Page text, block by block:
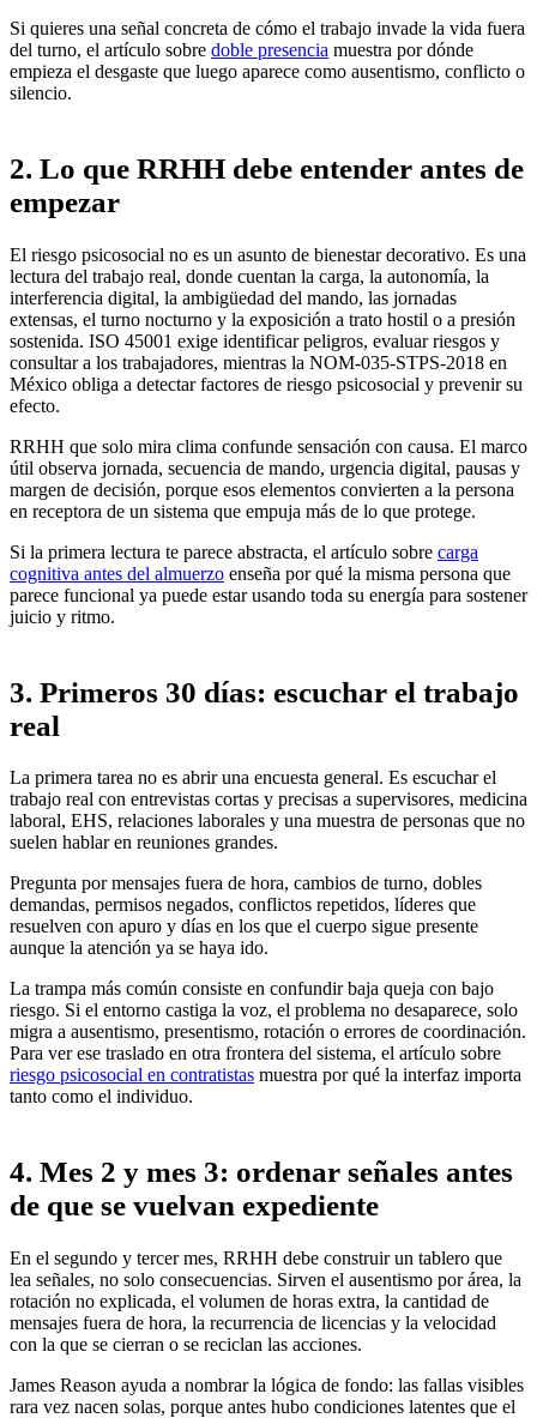
Si quieres una señal concreta de cómo el trabajo invade la vida fuera
del turno, el artículo sobre doble presencia muestra por dónde
empieza el desgaste que luego aparece como ausentismo, conflicto o
silencio.
2. Lo que RRHH debe entender antes de
empezar
El riesgo psicosocial no es un asunto de bienestar decorativo. Es una
lectura del trabajo real, donde cuentan la carga, la autonomía, la
interferencia digital, la ambigüedad del mando, las jornadas
extensas, el turno nocturno y la exposición a trato hostil o a presión
sostenida. ISO 45001 exige identificar peligros, evaluar riesgos y
consultar a los trabajadores, mientras la NOM-035-STPS-2018 en
México obliga a detectar factores de riesgo psicosocial y prevenir su
efecto.
RRHH que solo mira clima confunde sensación con causa. El marco
útil observa jornada, secuencia de mando, urgencia digital, pausas y
margen de decisión, porque esos elementos convierten a la persona
en receptora de un sistema que empuja más de lo que protege.
Si la primera lectura te parece abstracta, el artículo sobre carga
cognitiva antes del almuerzo enseña por qué la misma persona que
parece funcional ya puede estar usando toda su energía para sostener
juicio y ritmo.
3. Primeros 30 días: escuchar el trabajo
real
La primera tarea no es abrir una encuesta general. Es escuchar el
trabajo real con entrevistas cortas y precisas a supervisores, medicina
laboral, EHS, relaciones laborales y una muestra de personas que no
suelen hablar en reuniones grandes.
Pregunta por mensajes fuera de hora, cambios de turno, dobles
demandas, permisos negados, conflictos repetidos, líderes que
resuelven con apuro y días en los que el cuerpo sigue presente
aunque la atención ya se haya ido.
La trampa más común consiste en confundir baja queja con bajo
riesgo. Si el entorno castiga la voz, el problema no desaparece, solo
migra a ausentismo, presentismo, rotación o errores de coordinación.
Para ver ese traslado en otra frontera del sistema, el artículo sobre
riesgo psicosocial en contratistas muestra por qué la interfaz importa
tanto como el individuo.
4. Mes 2 y mes 3: ordenar señales antes
de que se vuelvan expediente
En el segundo y tercer mes, RRHH debe construir un tablero que
lea señales, no solo consecuencias. Sirven el ausentismo por área, la
rotación no explicada, el volumen de horas extra, la cantidad de
mensajes fuera de hora, la recurrencia de licencias y la velocidad
con la que se cierran o se reciclan las acciones.
James Reason ayuda a nombrar la lógica de fondo: las fallas visibles
rara vez nacen solas, porque antes hubo condiciones latentes que el